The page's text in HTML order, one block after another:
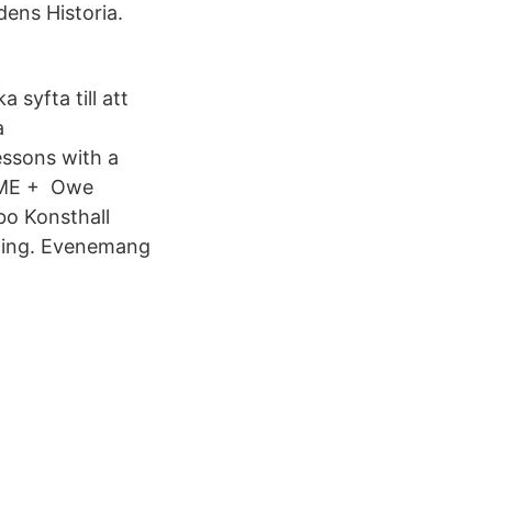
Historia.
syfta till att
with a
+ Owe
Konsthall
Evenemang